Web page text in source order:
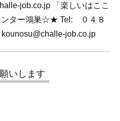
job.co.jp 「楽しいはここ
ター鴻巣☆★ Tel: ０４８
job.co.jp
いします